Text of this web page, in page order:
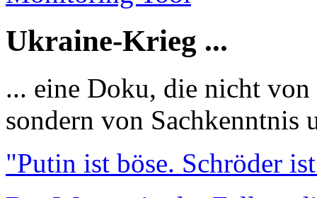
Ukraine-Krieg ...
... eine Doku, die nicht
sondern von Sachkenntnis
"Putin ist böse. Schröder